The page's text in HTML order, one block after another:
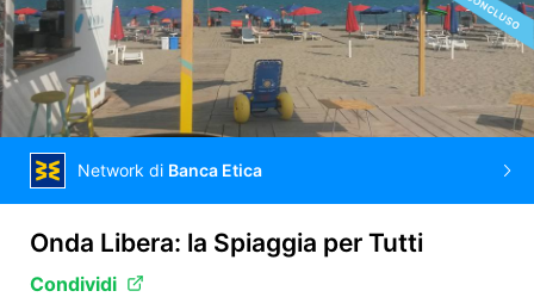
Network di Banca Etica
Onda Libera: la Spiaggia per Tutti
Condividi